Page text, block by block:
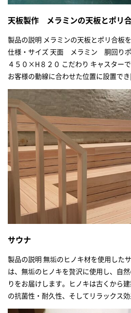
天板製作 メラミンの天板とポリ
製品の説明 メラミンの天板とポリ合板
仕様・サイズ 天面 メラミン 胴回り
４５０×H８２０ こだわり キャスター
お客様の動線に合わせた位置に設置で
サウナ
製品の説明 無垢のヒノキ材を使用した
は、無垢のヒノキを贅沢に使用し、自
りをお届けします。ヒノキは古くから
の抗菌性・耐久性、そしてリラックス